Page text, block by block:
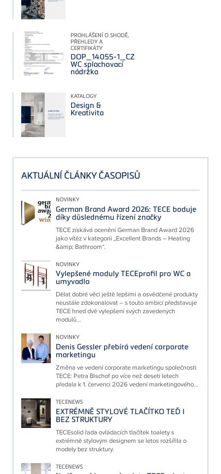
PROHLÁŠENÍ O SHODĚ,
PŘEHLEDY A
CERTIFIKÁTY
DOP_14055-1_CZ
WC splachovací
nádržka
KATALOGY
Design &
Kreativita
AKTUÁLNÍ ČLÁNKY ČASOPISŮ
NOVINKY
German Brand Award 2026: TECE boduje
díky důslednému řízení značky
TECE získává ocenění German Brand Award 2026
jako vítěz v kategorii „Excellent Brands – Heating
&amp; Bathroom“.
NOVINKY
Vylepšené moduly TECEprofil pro WC a
umyvadlo
Dělat dobré věci ještě lepšími a osvědčené produkty
neustále zdokonalovat – s touto ambicí představuje
TECE hned dvě vylepšení svých zavedených
modulů...
NOVINKY
Denis Gessler přebírá vedení corporate
marketingu
Změna ve vedení corporate marketingu společnosti
TECE: Petra Bischof po více než deseti letech
předala k 1. červenci 2026 vedení marketingového...
TECENEWS
EXTRÉMNĚ STYLOVÉ TLAČÍTKO TEĎ I
BEZ STRUKTURY
TECEsolid řada ovládacích tlačítek toalety s
extrémně stylovým designem se letos rozšířila o
modely bez struktury.
TECENEWS